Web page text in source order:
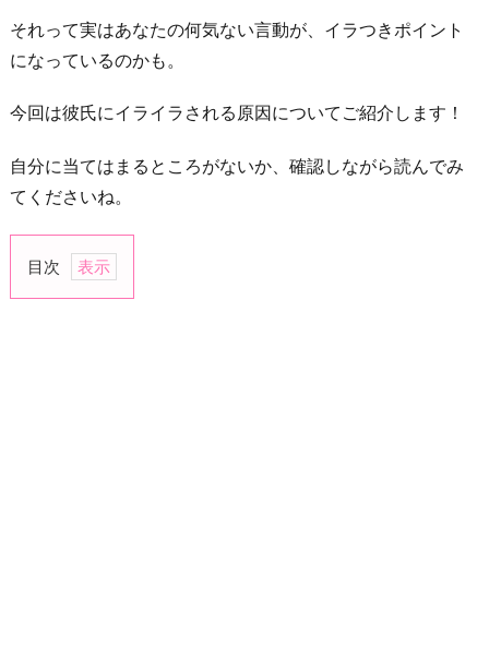
それって実はあなたの何気ない言動が、イラつきポイント
になっているのかも。
今回は彼氏にイライラされる原因についてご紹介します！
自分に当てはまるところがないか、確認しながら読んでみ
てくださいね。
目次
1.